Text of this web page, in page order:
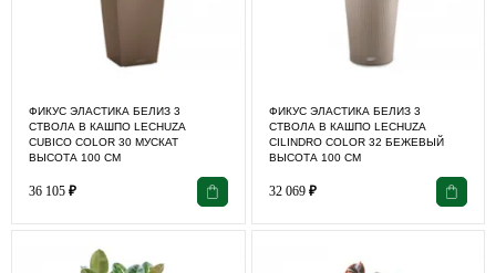
ФИКУС ЭЛАСТИКА БЕЛИЗ 3
СТВОЛА В КАШПО LECHUZA
CUBICO COLOR 30 МУСКАТ
ВЫСОТА 100 СМ
36 105 ₽
ФИКУС ЭЛАСТИКА БЕЛИЗ 3
СТВОЛА В КАШПО LECHUZA
CILINDRO COLOR 32 БЕЖЕВЫЙ
ВЫСОТА 100 СМ
32 069 ₽